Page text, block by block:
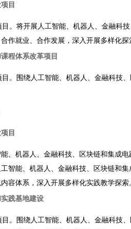
目
将开展人工智能、机器人、金融科技
作就业、合作发展，深入开展多样化探
程体系改革项目
围绕人工智能、机器人、金融科技、
目
机器人、金融科技、区块链和集成电
智能、机器人、金融科技、区块链和
容体系，深入开展多样化实践教学探
实践基地建设
围绕人工智能、机器人、金融科技、